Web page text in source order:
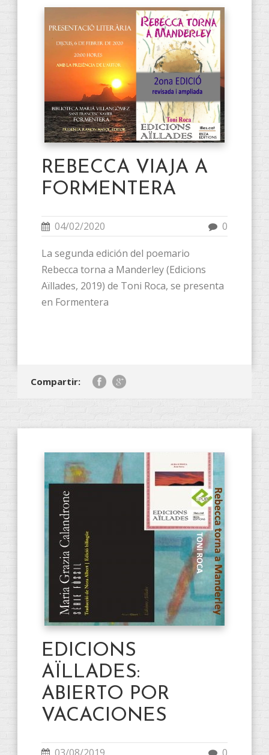
REBECCA VIAJA A
FORMENTERA
04/02/2020 0
La segunda edición del poemario
Rebecca torna a Manderley (Edicions
Aïllades, 2019) de Toni Roca, se presenta
en Formentera
Compartir:
EDICIONS
AÏLLADES:
ABIERTO POR
VACACIONES